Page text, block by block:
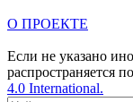
О ПРОЕКТЕ
Если не указано
распространяется
4.0 International.